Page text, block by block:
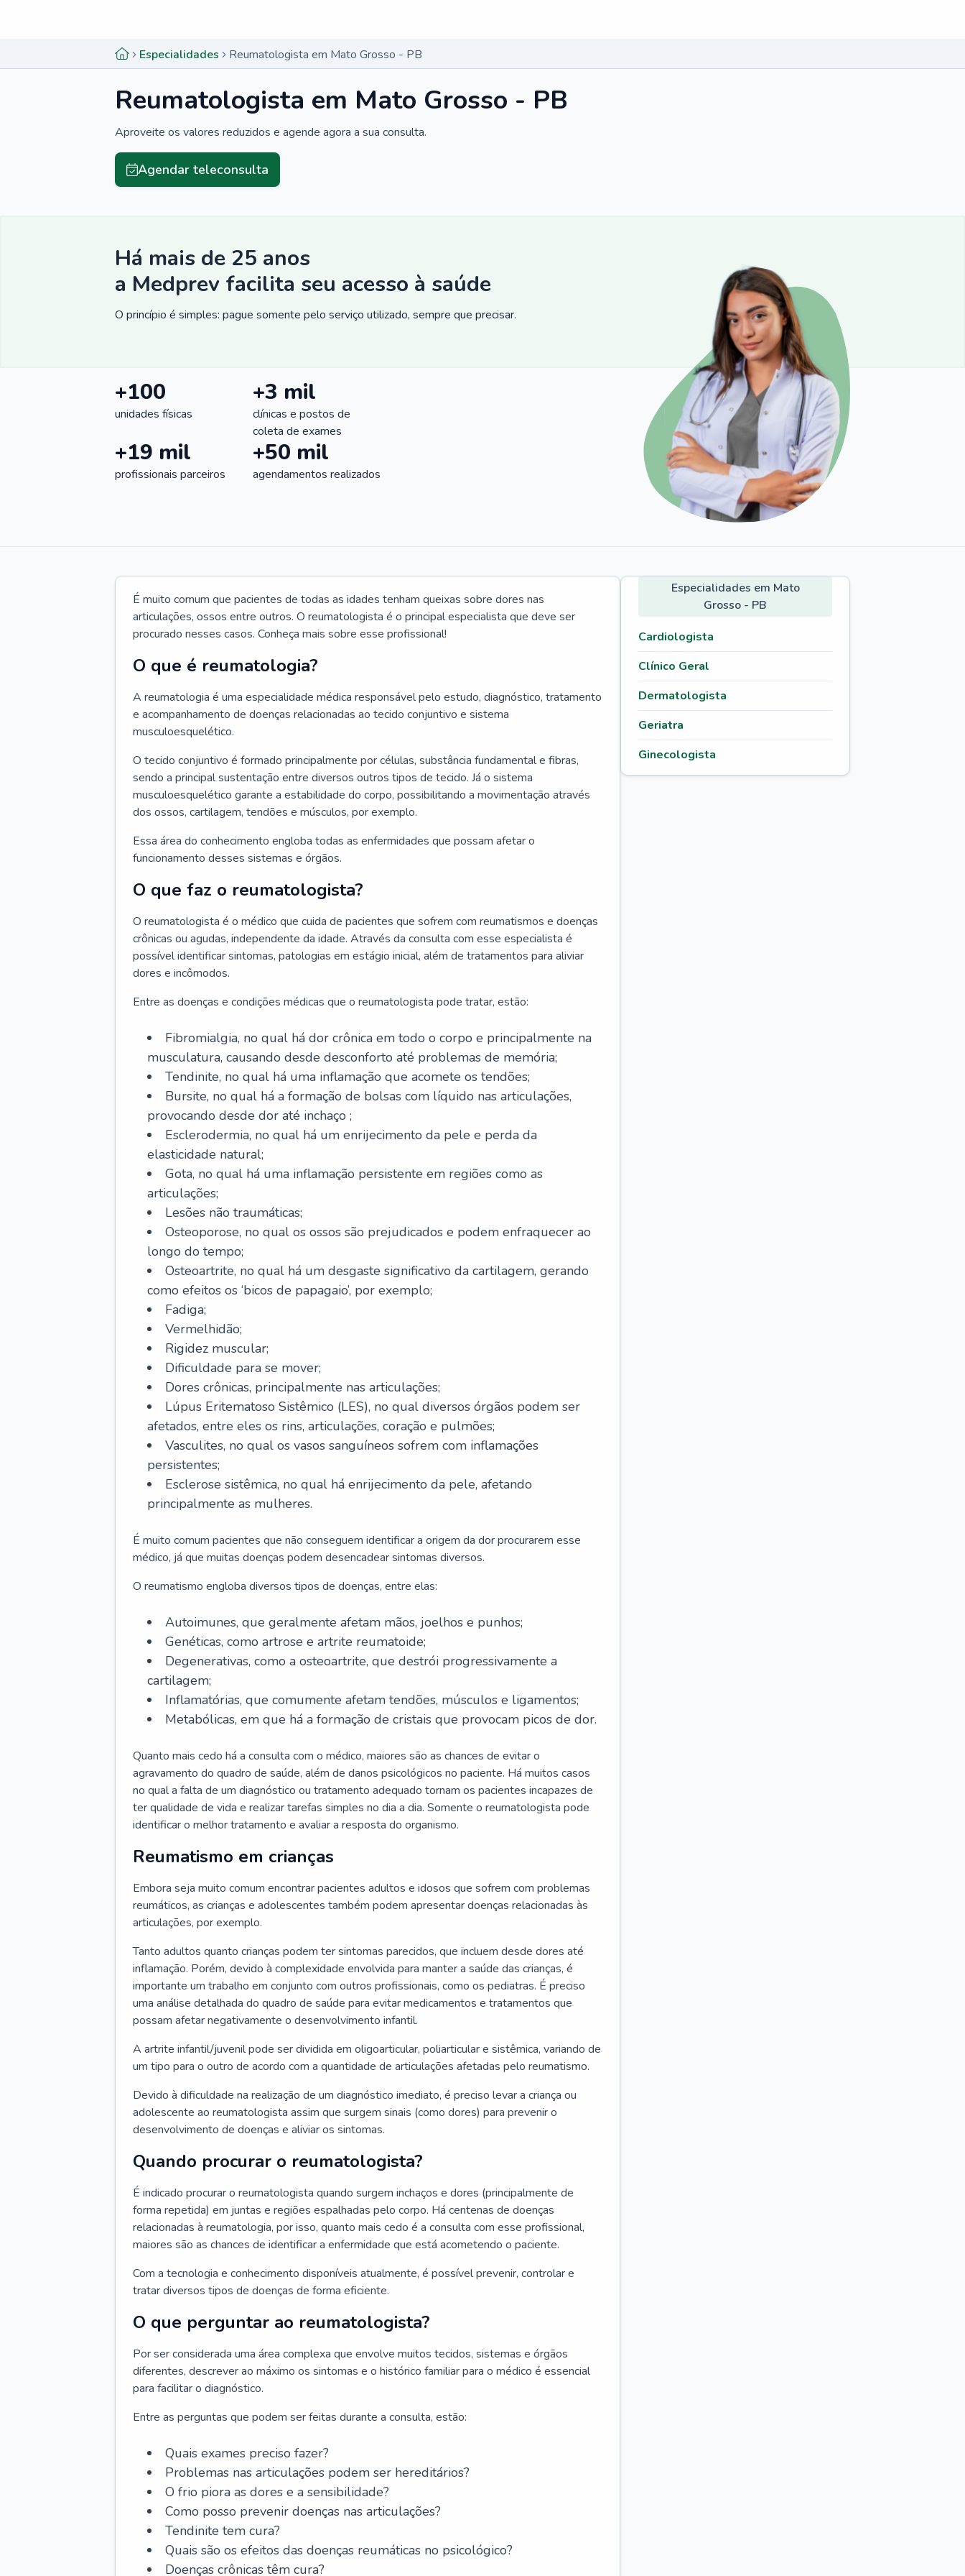
Especialidades Reumatologista em Mato Grosso - PB
Reumatologista em Mato Grosso - PB
Aproveite os valores reduzidos e agende agora a sua consulta.
Agendar teleconsulta
Há mais de 25 anos
a Medprev facilita seu acesso à saúde
O princípio é simples: pague somente pelo serviço utilizado, sempre que precisar.
+100
unidades físicas
+3 mil
clínicas e postos de
coleta de exames
+19 mil
profissionais parceiros
+50 mil
agendamentos realizados
É muito comum que pacientes de todas as idades tenham queixas sobre dores nas
articulações, ossos entre outros. O reumatologista é o principal especialista que deve ser
procurado nesses casos. Conheça mais sobre esse profissional!
O que é reumatologia?
A reumatologia é uma especialidade médica responsável pelo estudo, diagnóstico, tratamento
e acompanhamento de doenças relacionadas ao tecido conjuntivo e sistema
musculoesquelético.
O tecido conjuntivo é formado principalmente por células, substância fundamental e fibras,
sendo a principal sustentação entre diversos outros tipos de tecido. Já o sistema
musculoesquelético garante a estabilidade do corpo, possibilitando a movimentação através
dos ossos, cartilagem, tendões e músculos, por exemplo.
Essa área do conhecimento engloba todas as enfermidades que possam afetar o
funcionamento desses sistemas e órgãos.
O que faz o reumatologista?
O reumatologista é o médico que cuida de pacientes que sofrem com reumatismos e doenças
crônicas ou agudas, independente da idade. Através da consulta com esse especialista é
possível identificar sintomas, patologias em estágio inicial, além de tratamentos para aliviar
dores e incômodos.
Entre as doenças e condições médicas que o reumatologista pode tratar, estão:
Fibromialgia, no qual há dor crônica em todo o corpo e principalmente na
musculatura, causando desde desconforto até problemas de memória;
Tendinite, no qual há uma inflamação que acomete os tendões;
Bursite, no qual há a formação de bolsas com líquido nas articulações,
provocando desde dor até inchaço ;
Esclerodermia, no qual há um enrijecimento da pele e perda da
elasticidade natural;
Gota, no qual há uma inflamação persistente em regiões como as
articulações;
Lesões não traumáticas;
Osteoporose, no qual os ossos são prejudicados e podem enfraquecer ao
longo do tempo;
Osteoartrite, no qual há um desgaste significativo da cartilagem, gerando
como efeitos os ‘bicos de papagaio’, por exemplo;
Fadiga;
Vermelhidão;
Rigidez muscular;
Dificuldade para se mover;
Dores crônicas, principalmente nas articulações;
Lúpus Eritematoso Sistêmico (LES), no qual diversos órgãos podem ser
afetados, entre eles os rins, articulações, coração e pulmões;
Vasculites, no qual os vasos sanguíneos sofrem com inflamações
persistentes;
Esclerose sistêmica, no qual há enrijecimento da pele, afetando
principalmente as mulheres.
É muito comum pacientes que não conseguem identificar a origem da dor procurarem esse
médico, já que muitas doenças podem desencadear sintomas diversos.
O reumatismo engloba diversos tipos de doenças, entre elas:
Autoimunes, que geralmente afetam mãos, joelhos e punhos;
Genéticas, como artrose e artrite reumatoide;
Degenerativas, como a osteoartrite, que destrói progressivamente a
cartilagem;
Inflamatórias, que comumente afetam tendões, músculos e ligamentos;
Metabólicas, em que há a formação de cristais que provocam picos de dor.
Quanto mais cedo há a consulta com o médico, maiores são as chances de evitar o
agravamento do quadro de saúde, além de danos psicológicos no paciente. Há muitos casos
no qual a falta de um diagnóstico ou tratamento adequado tornam os pacientes incapazes de
ter qualidade de vida e realizar tarefas simples no dia a dia. Somente o reumatologista pode
identificar o melhor tratamento e avaliar a resposta do organismo.
Reumatismo em crianças
Embora seja muito comum encontrar pacientes adultos e idosos que sofrem com problemas
reumáticos, as crianças e adolescentes também podem apresentar doenças relacionadas às
articulações, por exemplo.
Tanto adultos quanto crianças podem ter sintomas parecidos, que incluem desde dores até
inflamação. Porém, devido à complexidade envolvida para manter a saúde das crianças, é
importante um trabalho em conjunto com outros profissionais, como os pediatras. É preciso
uma análise detalhada do quadro de saúde para evitar medicamentos e tratamentos que
possam afetar negativamente o desenvolvimento infantil.
A artrite infantil/juvenil pode ser dividida em oligoarticular, poliarticular e sistêmica, variando de
um tipo para o outro de acordo com a quantidade de articulações afetadas pelo reumatismo.
Devido à dificuldade na realização de um diagnóstico imediato, é preciso levar a criança ou
adolescente ao reumatologista assim que surgem sinais (como dores) para prevenir o
desenvolvimento de doenças e aliviar os sintomas.
Quando procurar o reumatologista?
É indicado procurar o reumatologista quando surgem inchaços e dores (principalmente de
forma repetida) em juntas e regiões espalhadas pelo corpo. Há centenas de doenças
relacionadas à reumatologia, por isso, quanto mais cedo é a consulta com esse profissional,
maiores são as chances de identificar a enfermidade que está acometendo o paciente.
Com a tecnologia e conhecimento disponíveis atualmente, é possível prevenir, controlar e
tratar diversos tipos de doenças de forma eficiente.
O que perguntar ao reumatologista?
Por ser considerada uma área complexa que envolve muitos tecidos, sistemas e órgãos
diferentes, descrever ao máximo os sintomas e o histórico familiar para o médico é essencial
para facilitar o diagnóstico.
Entre as perguntas que podem ser feitas durante a consulta, estão:
Quais exames preciso fazer?
Problemas nas articulações podem ser hereditários?
O frio piora as dores e a sensibilidade?
Como posso prevenir doenças nas articulações?
Tendinite tem cura?
Quais são os efeitos das doenças reumáticas no psicológico?
Doenças crônicas têm cura?
Especialidades em Mato
Grosso - PB
Cardiologista
Clínico Geral
Dermatologista
Geriatra
Ginecologista